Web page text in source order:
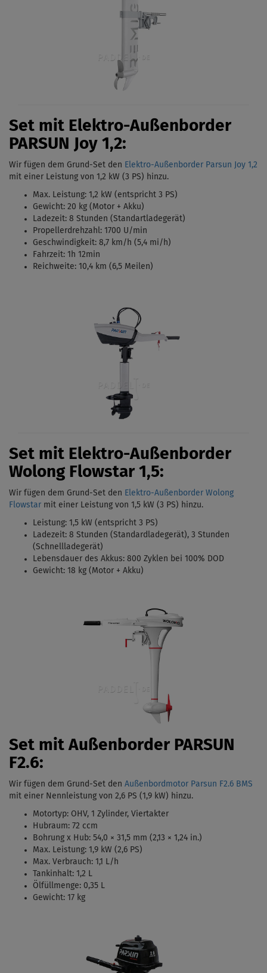
Set mit Elektro-Außenborder
PARSUN Joy 1,2:
Wir fügen dem Grund-Set den Elektro-Außenborder Parsun Joy 1,2
mit einer Leistung von 1,2 kW (3 PS) hinzu.
Max. Leistung: 1,2 kW (entspricht 3 PS)
Gewicht: 20 kg (Motor + Akku)
Ladezeit: 8 Stunden (Standartladegerät)
Propellerdrehzahl: 1700 U/min
Geschwindigkeit: 8,7 km/h (5,4 mi/h)
Fahrzeit: 1h 12min
Reichweite: 10,4 km (6,5 Meilen)
Set mit Elektro-Außenborder
Wolong Flowstar 1,5:
Wir fügen dem Grund-Set den Elektro-Außenborder Wolong
Flowstar mit einer Leistung von 1,5 kW (3 PS) hinzu.
Leistung: 1,5 kW (entspricht 3 PS)
Ladezeit: 8 Stunden (Standardladegerät), 3 Stunden
(Schnellladegerät)
Lebensdauer des Akkus: 800 Zyklen bei 100% DOD
Gewicht: 18 kg (Motor + Akku)
Set mit Außenborder PARSUN
F2.6:
Wir fügen dem Grund-Set den Außenbordmotor Parsun F2.6 BMS
mit einer Nennleistung von 2,6 PS (1,9 kW) hinzu.
Motortyp: OHV, 1 Zylinder, Viertakter
Hubraum: 72 ccm
Bohrung x Hub: 54,0 × 31,5 mm (2,13 × 1,24 in.)
Max. Leistung: 1,9 kW (2,6 PS)
Max. Verbrauch: 1,1 L/h
Tankinhalt: 1,2 L
Ölfüllmenge: 0,35 L
Gewicht: 17 kg